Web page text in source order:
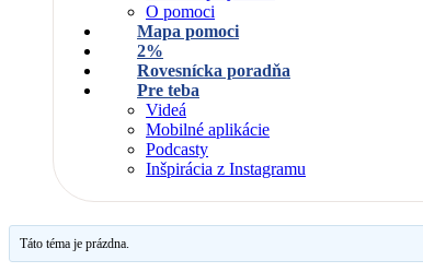
O pomoci
Mapa pomoci
2%
Rovesnícka poradňa
Pre teba
Videá
Mobilné aplikácie
Podcasty
Inšpirácia z Instagramu
Táto téma je prázdna.